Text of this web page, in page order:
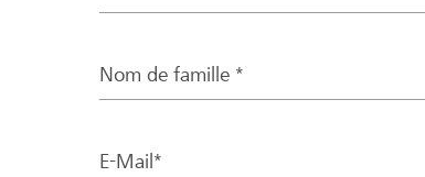
Nom de famille *
E-Mail*